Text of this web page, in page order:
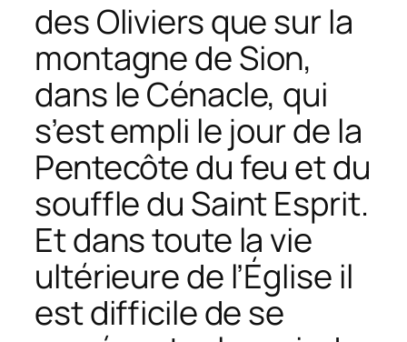
des Oliviers que sur la
montagne de Sion,
dans le Cénacle, qui
s’est empli le jour de la
Pentecôte du feu et du
souffle du Saint Esprit.
Et dans toute la vie
ultérieure de l’Église il
est difficile de se